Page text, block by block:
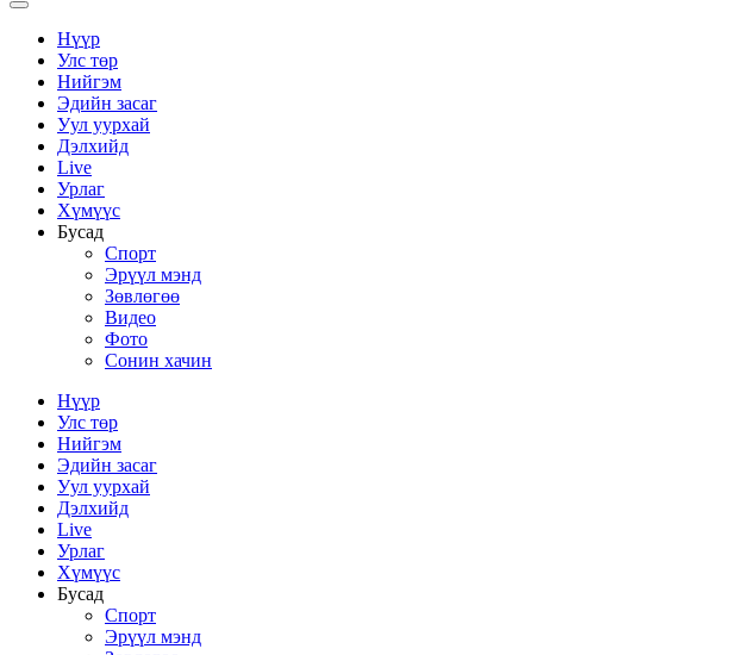
Нүүр
Улс төр
Нийгэм
Эдийн засаг
Уул уурхай
Дэлхийд
Live
Урлаг
Хүмүүс
Бусад
Спорт
Эрүүл мэнд
Зөвлөгөө
Видео
Фото
Сонин хачин
Нүүр
Улс төр
Нийгэм
Эдийн засаг
Уул уурхай
Дэлхийд
Live
Урлаг
Хүмүүс
Бусад
Спорт
Эрүүл мэнд